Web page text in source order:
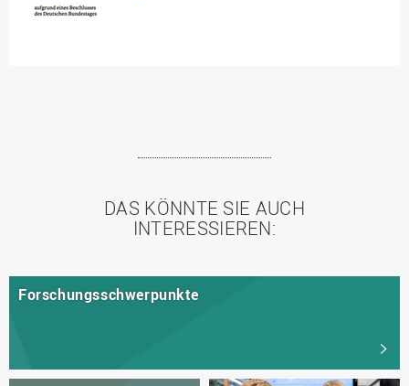
DAS KÖNNTE SIE AUCH
INTERESSIEREN:
Forschungsschwerpunkte